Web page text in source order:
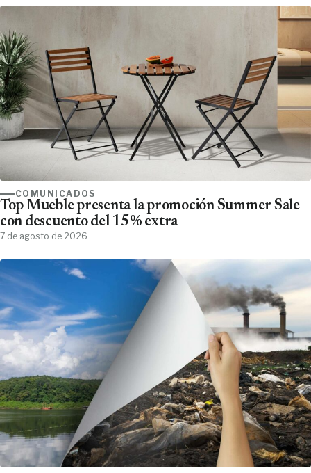
COMUNICADOS
Top Mueble presenta la promoción Summer Sale
con descuento del 15% extra
7 de agosto de 2026